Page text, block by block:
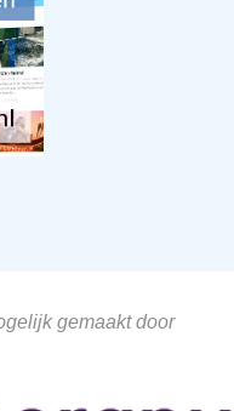
gemaakt door